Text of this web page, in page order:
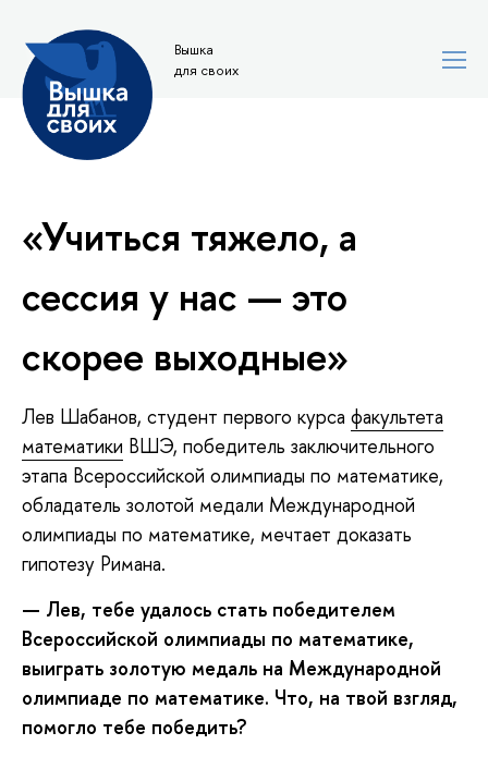
Вышка
для своих
«Учиться тяжело, а
сессия у нас — это
скорее выходные»
Лев Шабанов, студент первого курса факультета
математики ВШЭ, победитель заключительного
этапа Всероссийской олимпиады по математике,
обладатель золотой медали Международной
олимпиады по математике, мечтает доказать
гипотезу Римана.
— Лев, тебе удалось стать победителем
Всероссийской олимпиады по математике,
выиграть золотую медаль на Международной
олимпиаде по математике. Что, на твой взгляд,
помогло тебе победить?